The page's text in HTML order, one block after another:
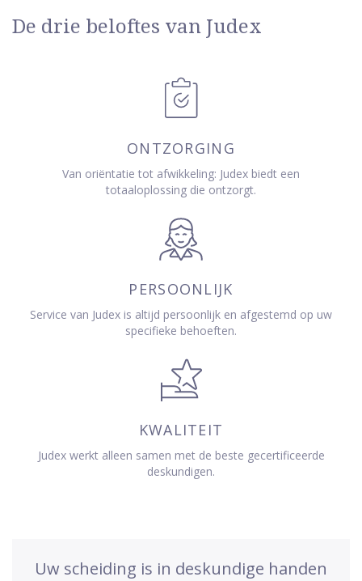
De drie beloftes van Judex
ONTZORGING
Van oriëntatie tot afwikkeling: Judex biedt een
totaaloplossing die ontzorgt.
PERSOONLIJK
Service van Judex is altijd persoonlijk en afgestemd op uw
specifieke behoeften.
KWALITEIT
Judex werkt alleen samen met de beste gecertificeerde
deskundigen.
Uw scheiding is in deskundige handen